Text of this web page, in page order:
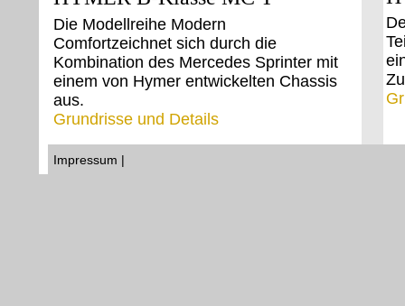
Die Modellreihe Modern
Comfortzeichnet sich durch die
Kombination des Mercedes Sprinter mit
einem von Hymer entwickelten Chassis
aus.
Grundrisse und Details
Impressum |